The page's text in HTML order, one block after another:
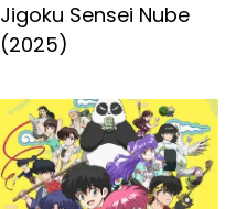
Jigoku Sensei Nube
(2025)